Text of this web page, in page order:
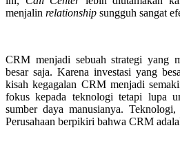
menjalin relationship sungguh sangat
CRM menjadi sebuah strategi yang
besar saja. Karena investasi yang
kisah kegagalan CRM menjadi
fokus kepada teknologi tetapi lupa
sumber daya manusianya.
Perusahaan berpikiri bahwa CRM